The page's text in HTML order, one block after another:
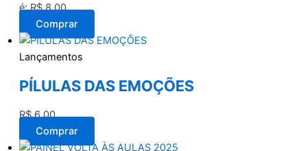
é: R$ 8,00.
Comprar
Lançamentos
PÍLULAS DAS EMOÇÕES
R$6,00
Comprar